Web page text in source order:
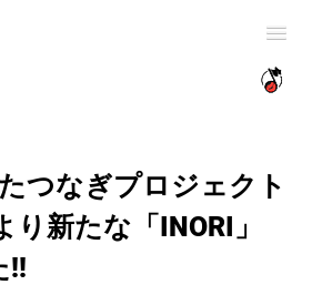
たつなぎプロジェクト
新たな「INORI」
!!